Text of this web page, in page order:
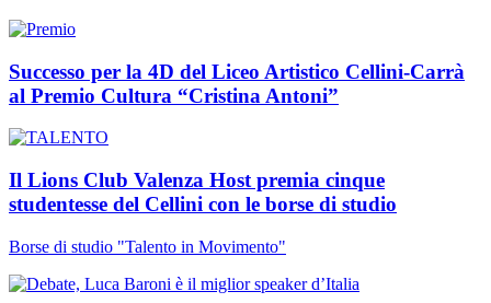
Successo per la 4D del Liceo Artistico Cellini-Carrà
al Premio Cultura “Cristina Antoni”
Il Lions Club Valenza Host premia cinque
studentesse del Cellini con le borse di studio
Borse di studio "Talento in Movimento"